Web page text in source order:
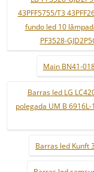
43PFF5755/T3
fundo led 10
PF3528-
Main BN41-
Barras led LG
polegada UM B 6916L-
Barras led Kunft